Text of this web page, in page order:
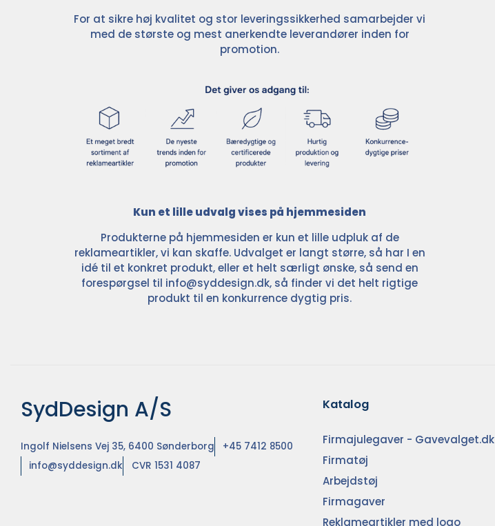
For at sikre høj kvalitet og stor leveringssikkerhed samarbejder vi
med de største og mest anerkendte leverandører inden for
promotion.
Kun et lille udvalg vises på hjemmesiden
Produkterne på hjemmesiden er kun et lille udpluk af de
reklameartikler, vi kan skaffe. Udvalget er langt større, så har I en
idé til et konkret produkt, eller et helt særligt ønske, så send en
forespørgsel til info@syddesign.dk, så finder vi det helt rigtige
produkt til en konkurrence dygtig pris.
SydDesign A/S
Ingolf Nielsens Vej 35, 6400 Sønderborg
+45 7412 8500
info@syddesign.dk
CVR 1531 4087
Katalog
Firmajulegaver - Gavevalget.dk
Firmatøj
Arbejdstøj
Firmagaver
Reklameartikler med logo